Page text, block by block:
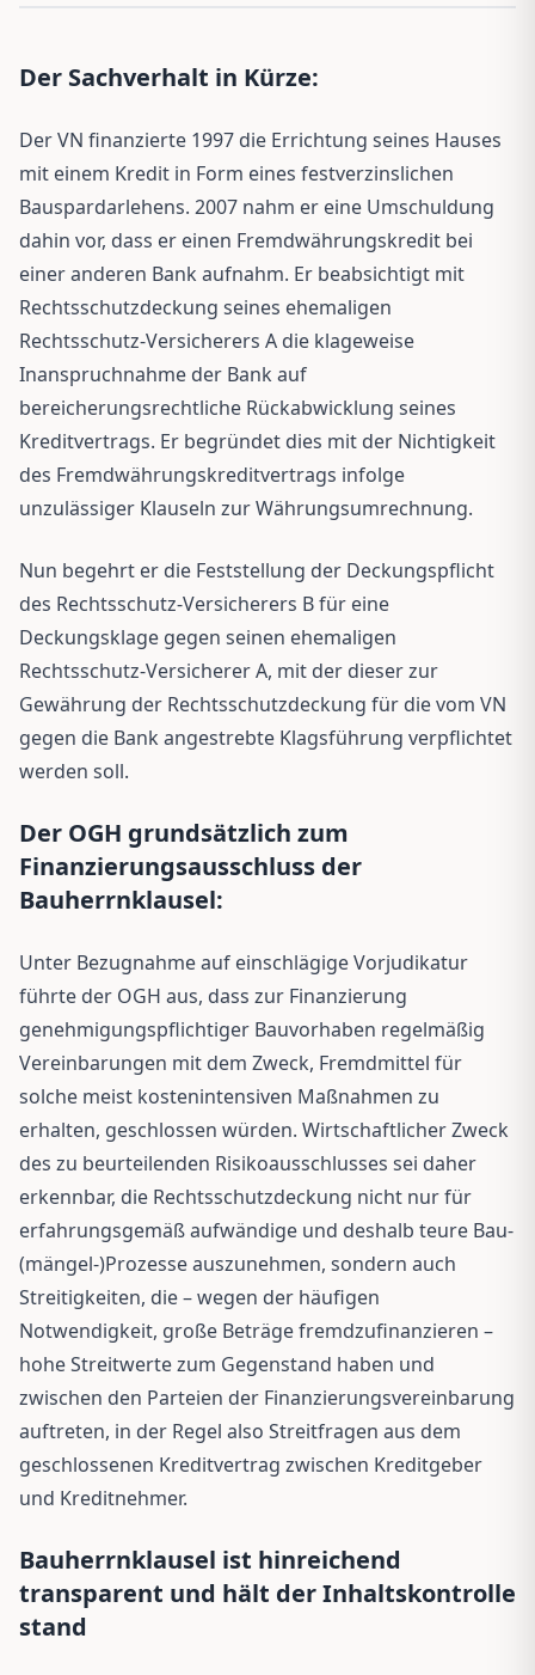
Der Sachverhalt in Kürze:
Der VN finanzierte 1997 die Errichtung seines Hauses
mit einem Kredit in Form eines festverzinslichen
Bauspardarlehens. 2007 nahm er eine Umschuldung
dahin vor, dass er einen Fremdwährungskredit bei
einer anderen Bank aufnahm. Er beabsichtigt mit
Rechtsschutzdeckung seines ehemaligen
Rechtsschutz-Versicherers A die klageweise
Inanspruchnahme der Bank auf
bereicherungsrechtliche Rückabwicklung seines
Kreditvertrags. Er begründet dies mit der Nichtigkeit
des Fremdwährungskreditvertrags infolge
unzulässiger Klauseln zur Währungsumrechnung.
Nun begehrt er die Feststellung der Deckungspflicht
des Rechtsschutz-Versicherers B für eine
Deckungsklage gegen seinen ehemaligen
Rechtsschutz-Versicherer A, mit der dieser zur
Gewährung der Rechtsschutzdeckung für die vom VN
gegen die Bank angestrebte Klagsführung verpflichtet
werden soll.
Der OGH grundsätzlich zum
Finanzierungsausschluss der
Bauherrnklausel:
Unter Bezugnahme auf einschlägige Vorjudikatur
führte der OGH aus, dass zur Finanzierung
genehmigungspflichtiger Bauvorhaben regelmäßig
Vereinbarungen mit dem Zweck, Fremdmittel für
solche meist kostenintensiven Maßnahmen zu
erhalten, geschlossen würden. Wirtschaftlicher Zweck
des zu beurteilenden Risikoausschlusses sei daher
erkennbar, die Rechtsschutzdeckung nicht nur für
erfahrungsgemäß aufwändige und deshalb teure Bau-
(mängel-)Prozesse auszunehmen, sondern auch
Streitigkeiten, die – wegen der häufigen
Notwendigkeit, große Beträge fremdzufinanzieren –
hohe Streitwerte zum Gegenstand haben und
zwischen den Parteien der Finanzierungsvereinbarung
auftreten, in der Regel also Streitfragen aus dem
geschlossenen Kreditvertrag zwischen Kreditgeber
und Kreditnehmer.
Bauherrnklausel ist hinreichend
transparent und hält der Inhaltskontrolle
stand